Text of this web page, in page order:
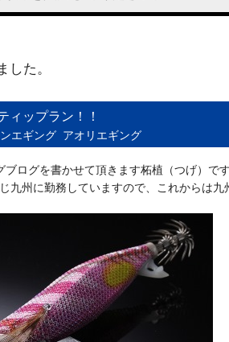
た。
ィップラン！！
エギング アオリエギング
ログを書かせて頂きます柘植（つげ）です
九州に勤務していますので、これからは